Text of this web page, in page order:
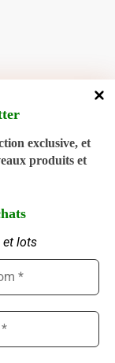
analyser le
accepter, refuser ou
exclusive, et
produits et
et lots
| 14h30 -